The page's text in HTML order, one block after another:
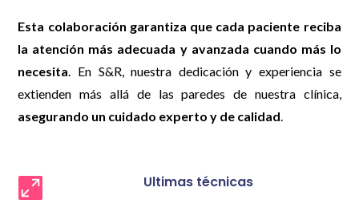
Esta colaboración garantiza que cada paciente reciba
la atención más adecuada y avanzada cuando más lo
necesita. En S&R, nuestra dedicación y experiencia se
extienden más allá de las paredes de nuestra clínica,
asegurando un cuidado experto y de calidad.
 Ultimas técnicas